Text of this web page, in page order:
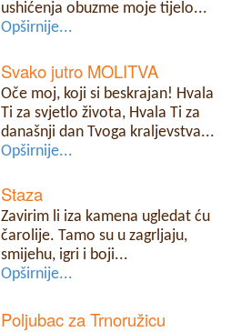
ushićenja obuzme moje tijelo...
Opširnije...
Svako jutro MOLITVA
Oče moj, koji si beskrajan! Hvala
Ti za svjetlo života, Hvala Ti za
današnji dan Tvoga kraljevstva...
Opširnije...
Staza
Zavirim li iza kamena ugledat ću
čarolije. Tamo su u zagrljaju,
smijehu, igri i boji...
Opširnije...
Poljubac za Trnoružicu